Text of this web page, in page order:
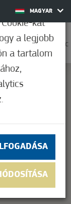
MAGYAR
0
30,7°C
OK
kat
a legjobb
a tartalom